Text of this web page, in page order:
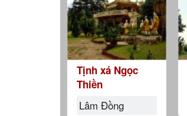
Tịnh xá Ngọc
Thiền
Lâm Đồng